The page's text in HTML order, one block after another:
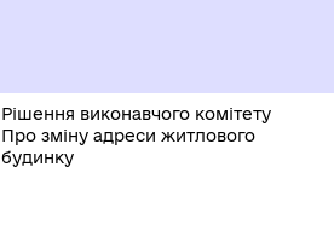
Рішення виконавчого комітету
Про зміну адреси житлового
будинку